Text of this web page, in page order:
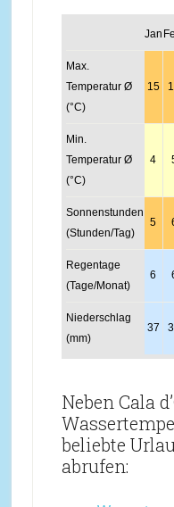
Jan
Max.
Temperatur Ø
(°C)
15
Min.
Temperatur Ø
(°C)
4
Sonnenstunden
(Stunden/Tag)
5
Regentage
(Tage/Monat)
6
Niederschlag
(mm)
37
Neben Cala
beliebte
abrufen: